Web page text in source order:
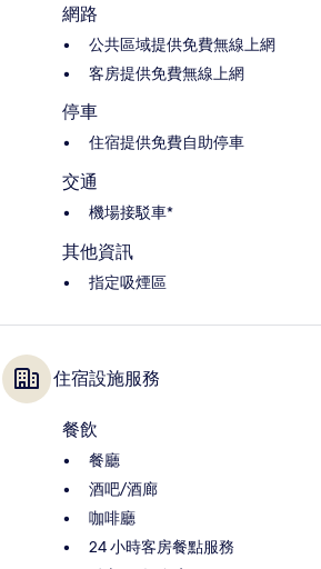
網路
公共區域提供免費無線上網
客房提供免費無線上網
停車
住宿提供免費自助停車
交通
機場接駁車*
其他資訊
指定吸煙區
住宿設施服務
餐飲
餐廳
酒吧/酒廊
咖啡廳
24 小時客房餐點服務